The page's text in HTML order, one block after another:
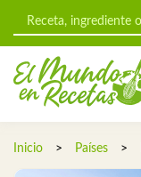
Inicio > Países >